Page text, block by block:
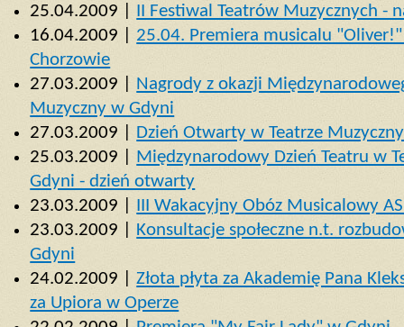
25.04.2009 | II Festiwal Teatrów Muzycznych -
16.04.2009 | 25.04. Premiera musicalu
Chorzowie
27.03.2009 | Nagrody z okazji
Muzyczny w Gdyni
27.03.2009 | Dzień Otwarty w Teatrze
25.03.2009 | Międzynarodowy Dzień Teatru w
Gdyni - dzień otwarty
23.03.2009 | III Wakacyjny Obóz Musicalowy
23.03.2009 | Konsultacje społeczne n.t.
Gdyni
24.02.2009 |Złota płyta za Akademię Pana
za Upiora w Operze